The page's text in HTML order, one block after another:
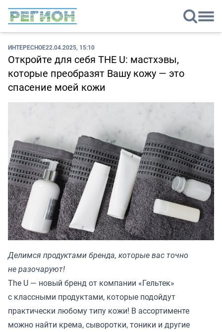
ИНТЕРЕСНОЕ22.04.2025, 15:10
Откройте для себя THE U: мастхэвы,
которые преобразят Вашу кожу — это
спасение моей кожи
Делимся продуктами бренда, которые вас точно
не разочаруют!
The U — новый бренд от компании «Гельтек»
с классными продуктами, которые подойдут
практически любому типу кожи! В ассортименте
можно найти крема, сыворотки, тоники и другие